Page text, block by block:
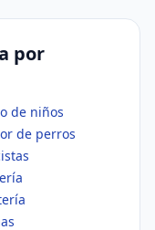
por
de niños
de perros